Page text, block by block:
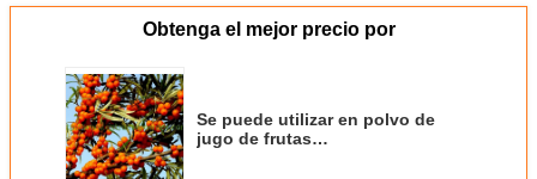
Obtenga el mejor precio por
Se puede utilizar en polvo de
jugo de frutas